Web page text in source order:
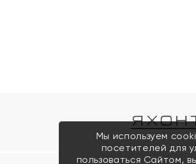
Мы используем
посетителей для
пользоваться Сайтом,